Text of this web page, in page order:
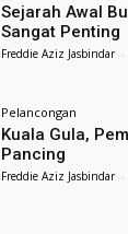
Sejarah Awal
Sangat Penting
Freddie Aziz Jasbindar -
Pelancongan
Kuala Gula,
Pancing
Freddie Aziz Jasbindar -